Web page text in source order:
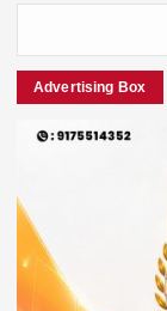
Advertising Box